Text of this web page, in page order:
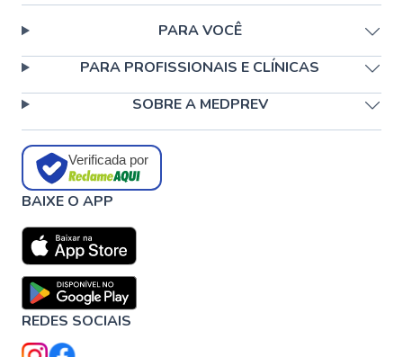
PARA VOCÊ
PARA PROFISSIONAIS E CLÍNICAS
SOBRE A MEDPREV
Verificada por
BAIXE O APP
REDES SOCIAIS